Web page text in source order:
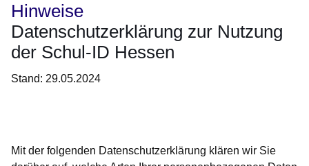
Hinweise
Datenschutzerklärung zur Nutzung
der Schul-ID Hessen
Stand: 29.05.2024
Mit der folgenden Datenschutzerklärung klären wir Sie